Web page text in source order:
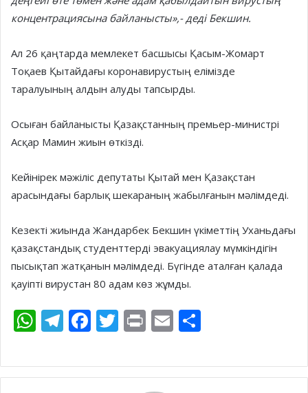
концентрациясына байланысты»,- деді Бекшин.
Ал 26 қаңтарда мемлекет басшысы Қасым-Жомарт
Тоқаев Қытайдағы коронавирустың елімізде
таралуының алдын алуды тапсырды.
Осыған байланысты Қазақстанның премьер-министрі
Асқар Мамин жиын өткізді.
Кейінірек мәжіліс депутаты Қытай мен Қазақстан
арасындағы барлық шекараның жабылғанын мәлімдеді.
Кезекті жиында Жандарбек Бекшин үкіметтің Уханьдағы
қазақстандық студенттерді эвакуациялау мүмкіндігін
пысықтап жатқанын мәлімдеді. Бүгінде аталған қалада
қауіпті вирустан 80 адам көз жұмды.
W
at
s
T
e
gr
F
e
b
T
itt
er
Pr
t
E
ai
l
ar
e